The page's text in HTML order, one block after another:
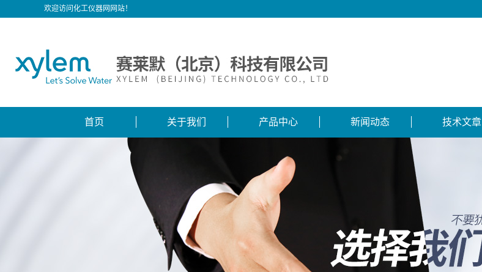
欢迎访问化工仪器网网站！
首页 关于我们 产品中心 新闻动态 技术文章